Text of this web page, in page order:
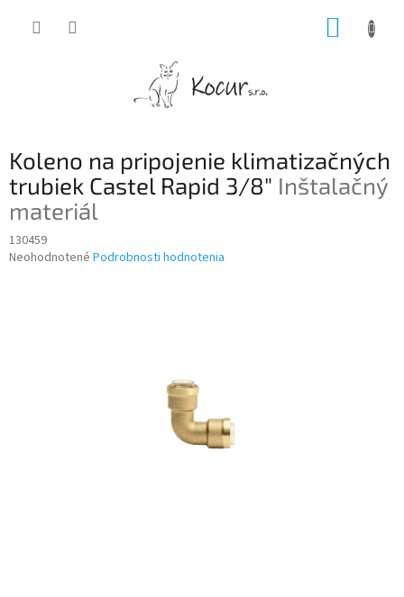
Koleno na pripojenie klimatizačných
trubiek Castel Rapid 3/8" Inštalačný
materiál
130459
Priemerné
Neohodnotené Podrobnosti hodnotenia